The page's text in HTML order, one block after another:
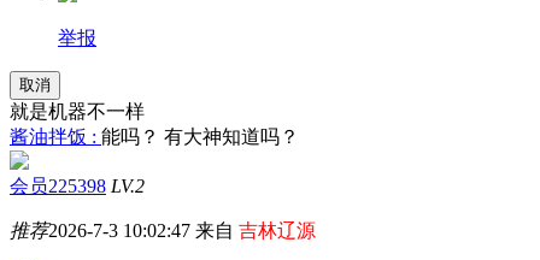
举报
取消
就是机器不一样
酱油拌饭 : 能吗？ 有大神知道吗？
会员225398 LV.2
推荐2026-7-3 10:02:47 来自 吉林辽源